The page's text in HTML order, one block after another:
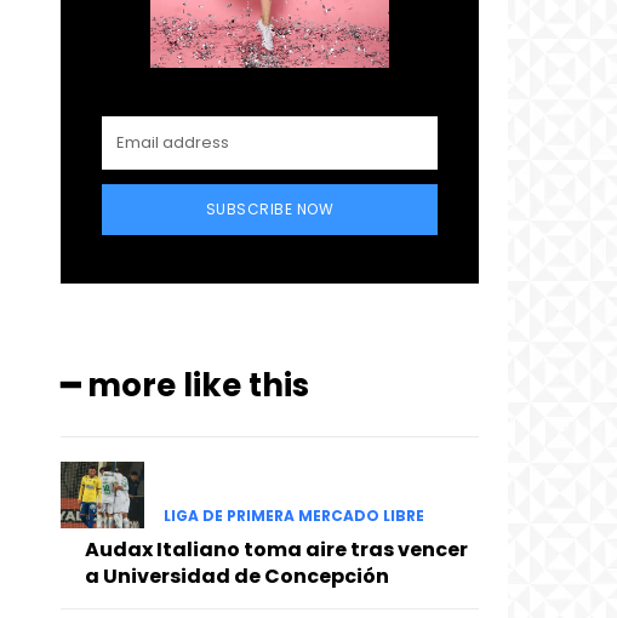
SUBSCRIBE NOW
━ more like this
LIGA DE PRIMERA MERCADO LIBRE
Audax Italiano toma aire tras vencer
a Universidad de Concepción